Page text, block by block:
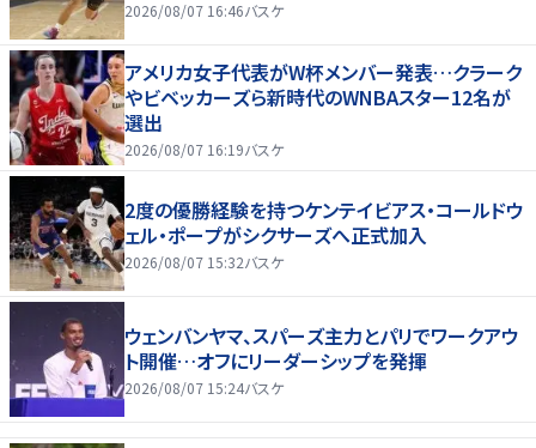
2026/08/07 16:46バスケ
アメリカ女子代表がW杯メンバー発表…クラーク
やビベッカーズら新時代のWNBAスター12名が
選出
2026/08/07 16:19バスケ
2度の優勝経験を持つケンテイビアス・コールドウ
ェル・ポープがシクサーズへ正式加入
2026/08/07 15:32バスケ
ウェンバンヤマ、スパーズ主力とパリでワークアウ
ト開催…オフにリーダーシップを発揮
2026/08/07 15:24バスケ